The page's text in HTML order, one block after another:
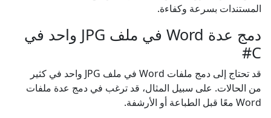
المستندات بسرعة وكفاءة.
دمج عدة Word في ملف JPG واحد في
C#
قد تحتاج إلى دمج ملفات Word في ملف JPG واحد في كثير
من الحالات. على سبيل المثال، قد ترغب في دمج عدة ملفات
Word معًا قبل الطباعة أو الأرشفة.